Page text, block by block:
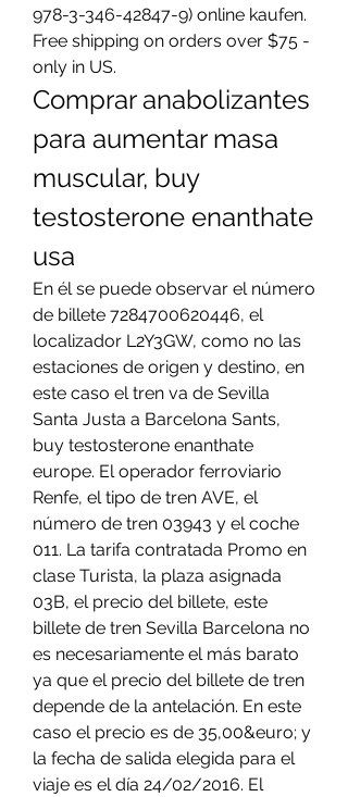
978-3-346-42847-9) online kaufen.
Free shipping on orders over $75 -
only in US.
Comprar anabolizantes
para aumentar masa
muscular, buy
testosterone enanthate
usa
En él se puede observar el número
de billete 7284700620446, el
localizador L2Y3GW, como no las
estaciones de origen y destino, en
este caso el tren va de Sevilla
Santa Justa a Barcelona Sants,
buy testosterone enanthate
europe. El operador ferroviario
Renfe, el tipo de tren AVE, el
número de tren 03943 y el coche
011. La tarifa contratada Promo en
clase Turista, la plaza asignada
03B, el precio del billete, este
billete de tren Sevilla Barcelona no
es necesariamente el más barato
ya que el precio del billete de tren
depende de la antelación. En este
caso el precio es de 35,00&euro; y
la fecha de salida elegida para el
viaje es el día 24/02/2016. El